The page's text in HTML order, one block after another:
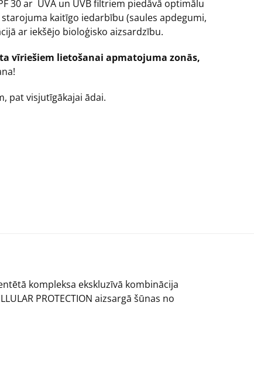
30 ar UVA un UVB filtriem piedāvā optimālu
kaitīgo iedarbību (saules apdegumi,
ar iekšējo bioloģisko aizsardzību.
vīriešiem lietošanai apmatojuma zonās,
pat visjutīgākajai ādai.
kompleksa ekskluzīvā kombinācija
PROTECTION aizsargā šūnas no